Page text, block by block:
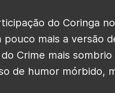
do Coringa
mais a versão
Crime mais
de humor mórbido,